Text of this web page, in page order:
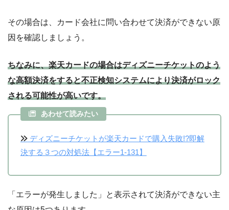
その場合は、カード会社に問い合わせて決済ができない原
因を確認しましょう。
ちなみに、楽天カードの場合はディズニーチケットのよう
な高額決済をすると不正検知システムにより決済がロック
される可能性が高いです。
あわせて読みたい
ディズニーチケットが楽天カードで購入失敗!?即解
決する３つの対処法【エラー1-131】
「エラーが発生しました」と表示されて決済ができない主